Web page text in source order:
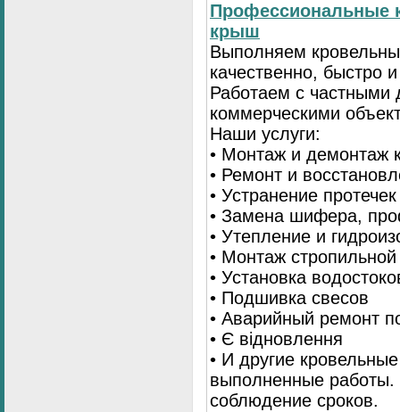
Профессиональные
крыш
Выполняем
качественно, быстро
Работаем с
коммерческими
Наши услуги:
• Монтаж и демонтаж
• Ремонт и
• Устранение протечек
• Замена шифера,
• Утепление и
• Монтаж
• Установка
• Подшивка свесов
• Аварийный ремонт
• Є відновлення
• И другие
выполненные работы.
соблюдение сроков.